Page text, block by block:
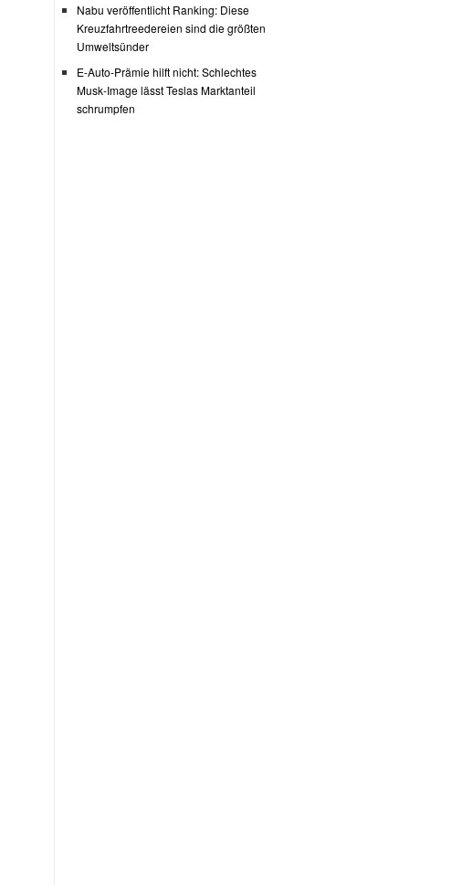
Nabu veröffentlicht Ranking: Diese
Kreuzfahrtreedereien sind die größten
Umweltsünder
E-Auto-Prämie hilft nicht: Schlechtes
Musk-Image lässt Teslas Marktanteil
schrumpfen